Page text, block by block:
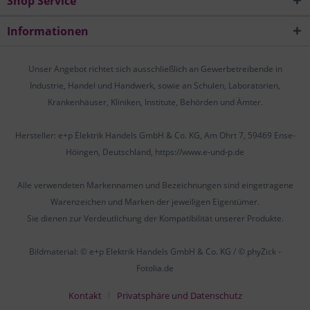
Informationen
Unser Angebot richtet sich ausschließlich an Gewerbetreibende in
Industrie, Handel und Handwerk, sowie an Schulen, Laboratorien,
Krankenhäuser, Kliniken, Institute, Behörden und Ämter.
Hersteller: e+p Elektrik Handels GmbH & Co. KG, Am Ohrt 7, 59469 Ense-
Höingen, Deutschland, https://www.e-und-p.de
Alle verwendeten Markennamen und Bezeichnungen sind eingetragene
Warenzeichen und Marken der jeweiligen Eigentümer.
Sie dienen zur Verdeutlichung der Kompatibilität unserer Produkte.
Bildmaterial: © e+p Elektrik Handels GmbH & Co. KG / © phyZick -
Fotolia.de
Kontakt
Privatsphäre und Datenschutz